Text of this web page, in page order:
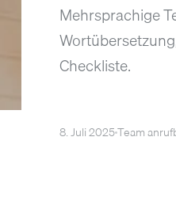
Mehrsprachige
Checkliste.
8. Juli 2025Team